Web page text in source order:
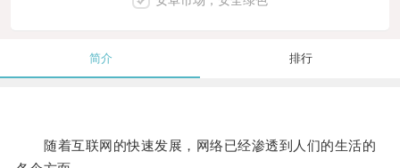
简介 排行
随着互联网的快速发展，网络已经渗透到人们的生活的